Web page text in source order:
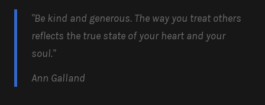
"Be kind and generous. The way you treat others
reflects the true state of your heart and your
soul."
Ann Galland